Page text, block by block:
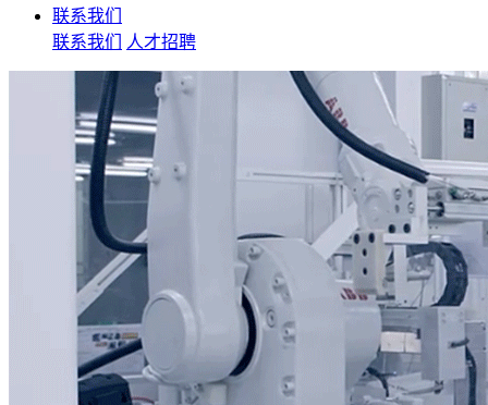
联系我们
联系我们
人才招聘